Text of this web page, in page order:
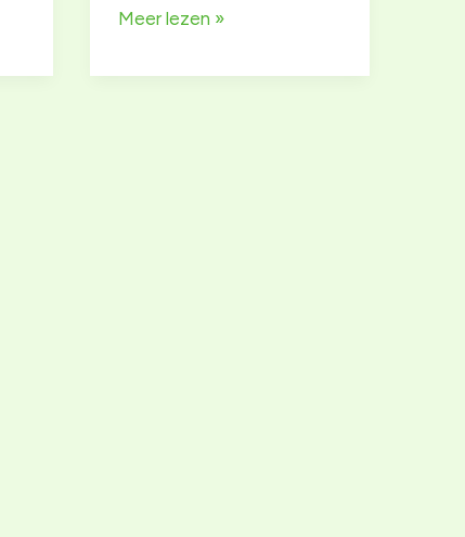
Herfststekdag,
1000
Meer lezen »